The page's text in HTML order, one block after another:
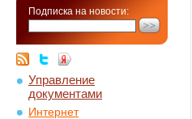
Подписка на новости:
Управление
документами
Интернет